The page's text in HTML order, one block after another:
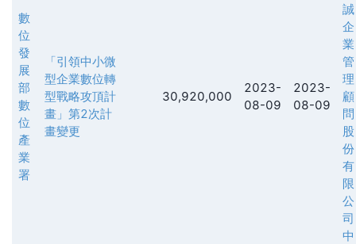
數
位
發
展
部
數
位
產
業
署
「引領中小微
型企業數位轉
型戰略攻頂計
畫」第2次計
畫變更
30,920,000
2023-
08-09
2023-
08-09
誠
企
業
管
理
顧
問
股
份
有
限
公
司
中